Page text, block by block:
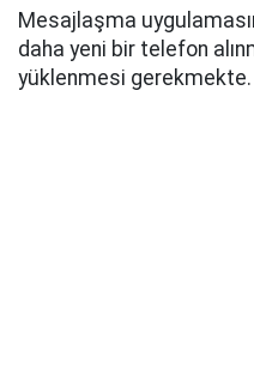
Mesajlaşma
daha yeni bir telefon
yüklenmesi gerekmekte.